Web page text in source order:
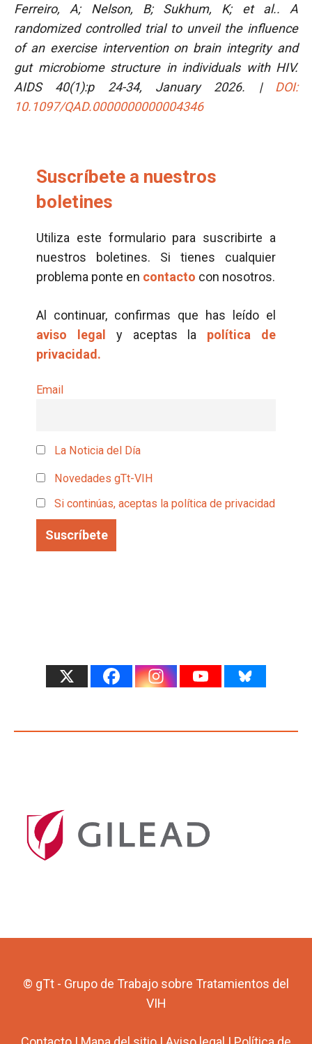
Ferreiro, A; Nelson, B; Sukhum, K; et al.. A
randomized controlled trial to unveil the influence
of an exercise intervention on brain integrity and
gut microbiome structure in individuals with HIV.
AIDS 40(1):p24-34, January 2026. | DOI:
10.1097/QAD.0000000000004346
Suscríbete a nuestros
boletines
Utiliza este formulario para suscribirte a
nuestros boletines. Si tienes cualquier
problema ponte en contacto con nosotros.
Al continuar, confirmas que has leído el
aviso legal
y aceptas la política de
privacidad.
Email
La Noticia del Día
Novedades gTt-VIH
Si continúas, aceptas la política de privacidad
© gTt - Grupo de Trabajo sobre Tratamientos del
VIH